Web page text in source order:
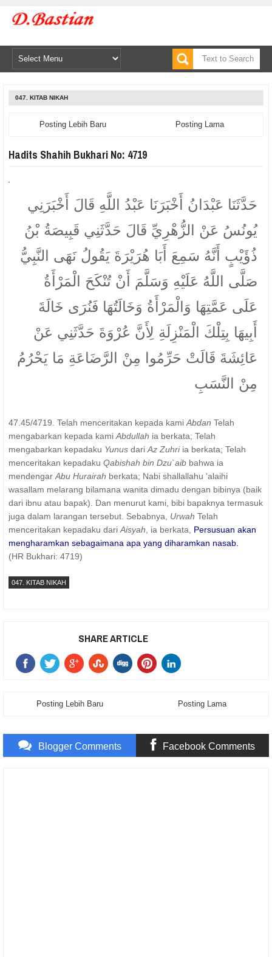
047. KITAB NIKAH
Posting Lebih Baru Posting Lama
Hadits Shahih Bukhari No: 4719
حَدَّثَنَا عَبْدَانُ أَخْبَرَنَا عَبْدُ اللَّهِ قَالَ أَخْبَرَنِي
يُونُسُ عَنْ الزُّهْرِيِّ قَالَ حَدَّثَنِي قَبِيصَةُ بْنُ
ذُؤَيْبٍ أَنَّهُ سَمِعَ أَبَا هُرَيْرَةَ يَقُولُ نَهَى النَّبِيُّ
صَلَّى اللَّهُ عَلَيْهِ وَسَلَّمَ أَنْ تُنْكَحَ الْمَرْأَةُ
عَلَى عَمَّتِهَا وَالْمَرْأَةُ وَخَالَتُهَا فَنُرَى خَالَةَ
أَبِيهَا بِتِلْكَ الْمَنْزِلَةِ لِأَنَّ عُرْوَةَ حَدَّثَنِي عَنْ
عَائِشَةَ قَالَتْ حَرِّمُوا مِنْ الرَّضَاعَةِ مَا يَحْرُمُ
مِنْ النَّسَبِ
47.45/4719. Telah menceritakan kepada kami Abdan Telah
mengabarkan kepada kami Abdullah ia berkata; Telah
mengabarkan kepadaku Yunus dari Az Zuhriia berkata; Telah
menceritakan kepadaku Qabishah bin Dzu`aib bahwa ia
mendengar Abu Hurairah berkata; Nabi shallallahu 'alaihi
wasallam melarang bilamana wanita dimadu dengan bibinya (baik
dari ibnu atau bapak). Dan menurut kami, bibi bapaknya termasuk
juga dalam larangan tersebut. Sebabnya, Urwah Telah
menceritakan kepadaku dari Aisyah , ia berkata, Persusuan akan
mengharamkan sebagaimana apa yang diharamkan nasab.
(HR Bukhari: 4719)
047. KITAB NIKAH
SHARE ARTICLE
Posting Lebih Baru Posting Lama
Blogger Comments Facebook Comments